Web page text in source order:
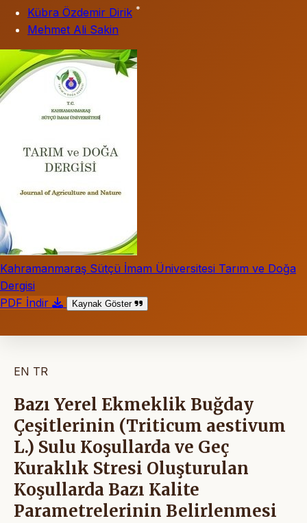
Kübra Özdemir Dirik *
Mehmet Ali Sakin
Kahramanmaraş Sütçü İmam Üniversitesi Tarım ve Doğa
Dergisi
PDF İndir
Kaynak Göster
EN TR
Bazı Yerel Ekmeklik Buğday
Çeşitlerinin (Triticum aestivum
L.) Sulu Koşullarda ve Geç
Kuraklık Stresi Oluşturulan
Koşullarda Bazı Kalite
Parametrelerinin Belirlenmesi